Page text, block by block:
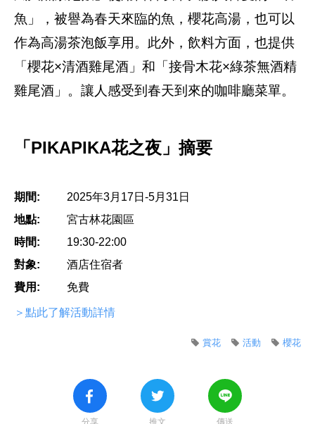
魚」，被譽為春天來臨的魚，櫻花高湯，也可以
作為高湯茶泡飯享用。此外，飲料方面，也提供
「櫻花×清酒雞尾酒」和「接骨木花×綠茶無酒精
雞尾酒」。讓人感受到春天到來的咖啡廳菜單。
「PIKAPIKA花之夜」摘要
期間:
2025年3月17日-5月31日
地點:
宮古林花園區
時間:
19:30-22:00
對象:
酒店住宿者
費用:
免費
＞點此了解活動詳情
櫻花
活動
賞花
分享 推文 傳送